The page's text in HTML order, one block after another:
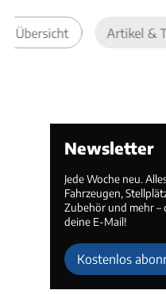
Übersicht Artikel &
Newsletter
Jede Woche neu.
Fahrzeugen,
Zubehör und mehr –
deine E-Mail!
Kostenlos